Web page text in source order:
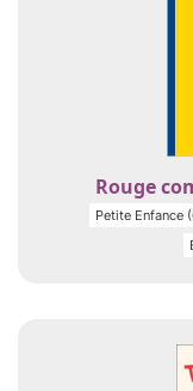
Rouge
Petite Enfance